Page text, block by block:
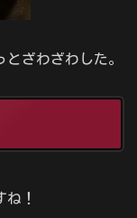
ざわざわした。
！